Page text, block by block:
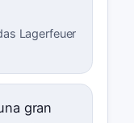
Lagerfeuer
gran